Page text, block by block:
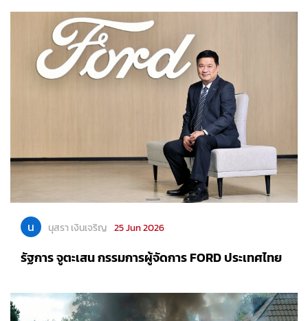
น นุสรา เงินเจริญ 25 Jun 2026
รัฐการ จูตะเสน กรรมการผู้จัดการ FORD ประเทศไทย